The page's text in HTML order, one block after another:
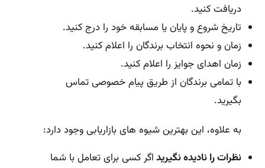
دریافت کنید.
تاریخ شروع و پایان یا مسابقه خود را درج کنید.
زمان و نحوه انتخاب برندگان را اعلام کنید.
زمان اهدای جوایز را اعلام کنید.
با تمامی برندگان از طریق پیام خصوصی تماس
بگیرید.
به علاوه، این بهترین شیوه های بازاریابی وجود دارد:
نظرات را نادیده نگیریداگر کسی برای تعامل با شما